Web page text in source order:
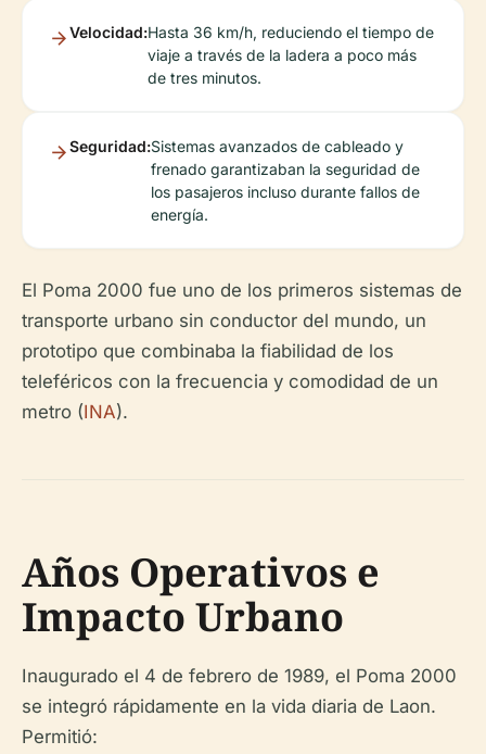
Velocidad:Hasta 36 km/h, reduciendo el tiempo de
viaje a través de la ladera a poco más
de tres minutos.
Seguridad:Sistemas avanzados de cableado y
frenado garantizaban la seguridad de
los pasajeros incluso durante fallos de
energía.
El Poma 2000 fue uno de los primeros sistemas de
transporte urbano sin conductor del mundo, un
prototipo que combinaba la fiabilidad de los
teleféricos con la frecuencia y comodidad de un
metro (INA).
Años Operativos e
Impacto Urbano
Inaugurado el 4 de febrero de 1989, el Poma 2000
se integró rápidamente en la vida diaria de Laon.
Permitió: